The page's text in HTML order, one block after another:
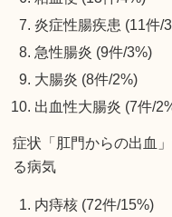
炎症性腸疾患 (11件/
急性腸炎 (9件/3%)
大腸炎 (8件/2%)
出血性大腸炎 (7件/
症状「肛門からの出血
る病気
内痔核 (72件/15%)